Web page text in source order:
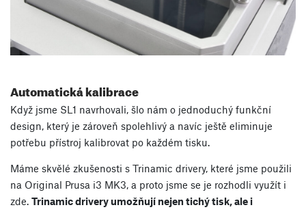
Automatická kalibrace
Když jsme SL1 navrhovali, šlo nám o jednoduchý funkční
design, který je zároveň spolehlivý a navíc ještě eliminuje
potřebu přístroj kalibrovat po každém tisku.
Máme skvělé zkušenosti s Trinamic drivery, které jsme použili
na Original Prusa i3 MK3, a proto jsme se je rozhodli využít i
zde. Trinamic drivery umožňují nejen tichý tisk, ale i